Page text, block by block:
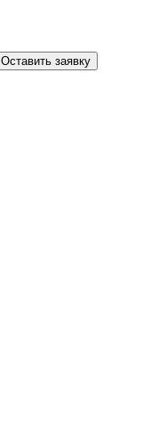
Оставить заявку